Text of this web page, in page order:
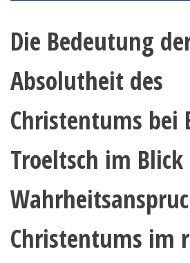
Die Bedeutung
Absolutheit des
Christentums bei
Troeltsch im
Christentums im